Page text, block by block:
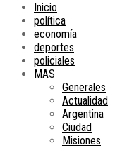
Inicio
política
economía
deportes
policiales
MAS
Generales
Actualidad
Argentina
Ciudad
Misiones